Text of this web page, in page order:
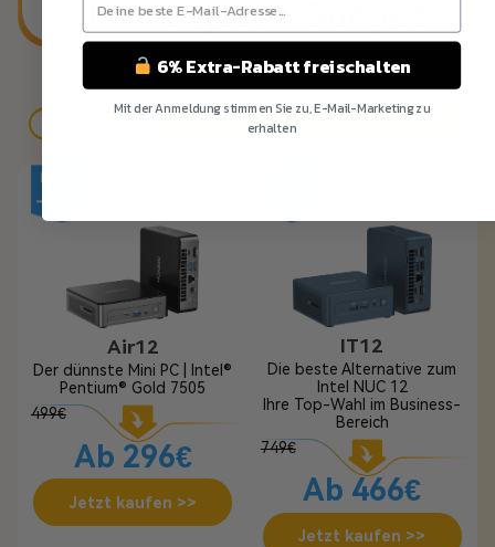
PC für jedes Budget
Kompakt. Kraftvoll. Günstig.
500€ – 1.000€
Bis zu
-234€
Air12
Der dünnste Mini PC | Intel®
Pentium® Gold 7505
499€
Ab 296€
Jetzt kaufen >>
IT12
Die beste Alternative zum
Intel NUC 12
Ihre Top-Wahl im Business-
Bereich
749€
Ab 466€
Jetzt kaufen >>
6% Extra-Rabatt freischalten
Mit der Anmeldung stimmen Sie zu, E-Mail-Marketing zu
erhalten